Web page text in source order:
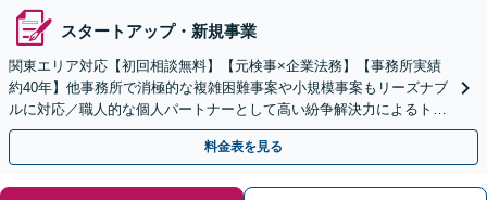
スタートアップ・新規事業
関東エリア対応【初回相談無料】【元検事×企業法務】【事務所実績
約40年】他事務所で消極的な複雑困難事案や小規模事案もリーズナブ
ルに対応／職人的な個人パートナーとして高い紛争解決力によるトー
タルサポート【顧問契約OK】【オンライン面談対応】
料金表を見る